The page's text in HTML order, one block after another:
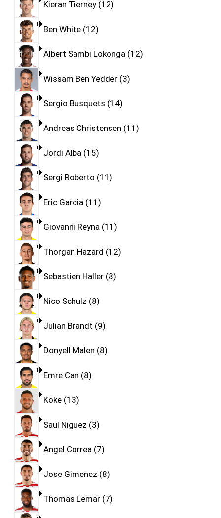
Kieran Tierney 12
Ben White 12
Albert Sambi Lokonga 12
Wissam Ben Yedder 3
Sergio Busquets 14
Andreas Christensen 11
Jordi Alba 15
Sergi Roberto 11
Eric Garcia 11
Giovanni Reyna 11
Thorgan Hazard 12
Sebastien Haller 8
Nico Schulz 8
Julian Brandt 9
Donyell Malen 8
Emre Can 8
Koke 13
Saul Niguez 3
Angel Correa 7
Jose Gimenez 8
Thomas Lemar 7